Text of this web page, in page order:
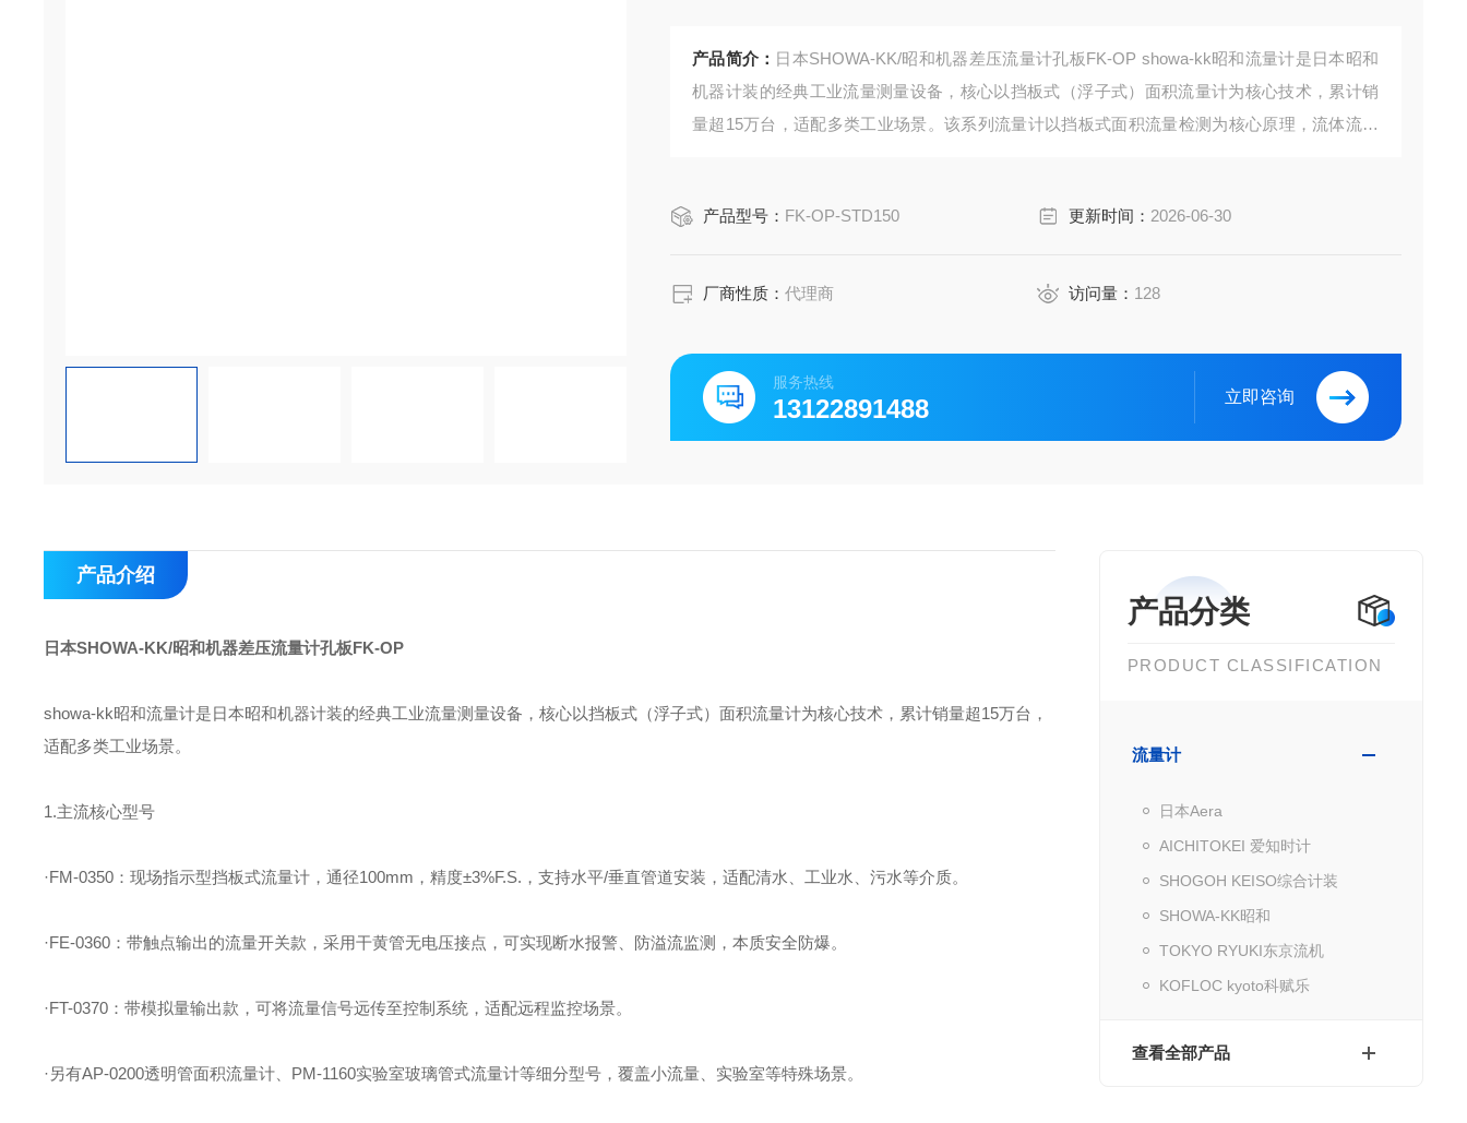
产品简介： 日本SHOWA-KK/昭和机器差压流量计孔板FK-OP showa-kk昭和流量计是日本昭和
机器计装的经典工业流量测量设备，核心以挡板式（浮子式）面积流量计为核心技术，累计销
量超15万台，适配多类工业场景。该系列流量计以挡板式面积流量检测为核心原理，流体流经
产品型号： FK-OP-STD150 更新时间： 2026-06-30
厂商性质：代理商 访问量： 128
服务热线
13122891488 立即咨询
产品分类
PRODUCT CLASSIFICATION
流量计
日本Aera
AICHITOKEI 爱知时计
SHOGOH KEISO综合计装
SHOWA-KK昭和
TOKYO RYUKI东京流机
KOFLOC kyoto科赋乐
查看全部产品
产品介绍
日本SHOWA-KK/昭和机器差压流量计孔板FK-OP
showa-kk昭和流量计是日本昭和机器计装的经典工业流量测量设备，核心以挡板式（浮子式）面积流量计为核心技术，累计销量超15万台，
适配多类工业场景。
1.主流核心型号
·FM-0350：现场指示型挡板式流量计，通径100mm，精度±3%F.S.，支持水平/垂直管道安装，适配清水、工业水、污水等介质。
·FE-0360：带触点输出的流量开关款，采用干黄管无电压接点，可实现断水报警、防溢流监测，本质安全防爆。
·FT-0370：带模拟量输出款，可将流量信号远传至控制系统，适配远程监控场景。
·另有AP-0200透明管面积流量计、PM-1160实验室玻璃管式流量计等细分型号，覆盖小流量、实验室等特殊场景。